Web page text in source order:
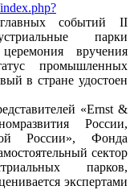
событий II
парки
вручения
промышленных
в стране удостоен
«Ernst &
России,
России», Фонда
сектор
парков,
экспертами